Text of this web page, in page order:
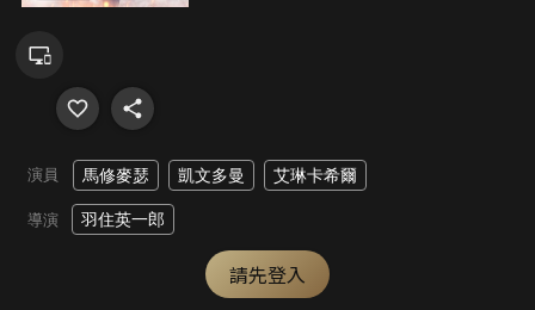
演員 馬修麥瑟 凱文多曼 艾琳卡希爾
導演 羽住英一郎
請先登入